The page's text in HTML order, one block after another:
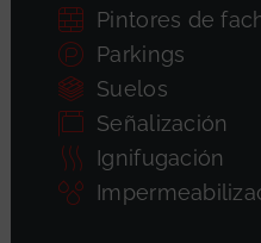
Pintores de
Parkings
Suelos
Señalización
Ignifugación